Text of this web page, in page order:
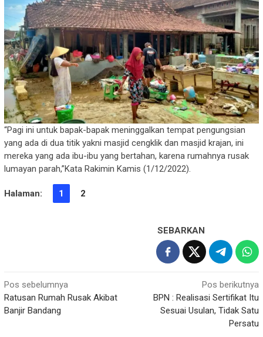
“Pagi ini untuk bapak-bapak meninggalkan tempat pengungsian
yang ada di dua titik yakni masjid cengklik dan masjid krajan, ini
mereka yang ada ibu-ibu yang bertahan, karena rumahnya rusak
lumayan parah,”Kata Rakimin Kamis (1/12/2022).
Halaman: 1 2
SEBARKAN
Navigasi
pos
Pos sebelumnya
Ratusan Rumah Rusak Akibat
Banjir Bandang
Pos berikutnya
BPN : Realisasi Sertifikat Itu
Sesuai Usulan, Tidak Satu
Persatu